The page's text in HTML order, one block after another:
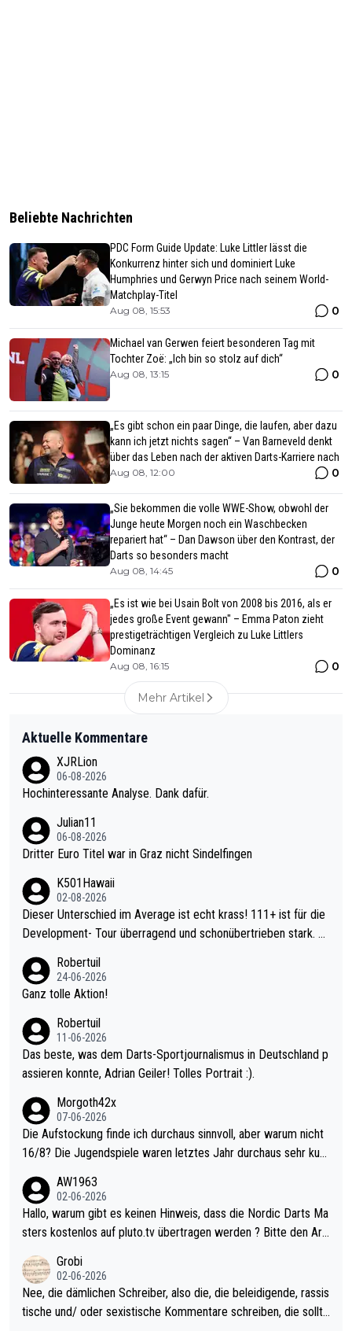
Beliebte Nachrichten
PDC Form Guide Update: Luke Littler lässt die
Konkurrenz hinter sich und dominiert Luke
Humphries und Gerwyn Price nach seinem World-
Matchplay-Titel
Aug 08, 15:53 0
Michael van Gerwen feiert besonderen Tag mit
Tochter Zoë: „Ich bin so stolz auf dich“
Aug 08, 13:15 0
„Es gibt schon ein paar Dinge, die laufen, aber dazu
kann ich jetzt nichts sagen“ – Van Barneveld denkt
über das Leben nach der aktiven Darts-Karriere nach
Aug 08, 12:00 0
„Sie bekommen die volle WWE-Show, obwohl der
Junge heute Morgen noch ein Waschbecken
repariert hat“ – Dan Dawson über den Kontrast, der
Darts so besonders macht
Aug 08, 14:45 0
„Es ist wie bei Usain Bolt von 2008 bis 2016, als er
jedes große Event gewann" – Emma Paton zieht
prestigeträchtigen Vergleich zu Luke Littlers
Dominanz
Aug 08, 16:15 0
Mehr Artikel
Aktuelle Kommentare
XJRLion
06-08-2026
Hochinteressante Analyse. Dank dafür.
Julian11
06-08-2026
Dritter Euro Titel war in Graz nicht Sindelfingen
K501Hawaii
02-08-2026
Dieser Unterschied im Average ist echt krass! 111+ ist für die
Development- Tour überragend und schonübertrieben stark. U
mal 40+ erst recht. Da gewinnst keinen Blumentopf - ist ja noc
h krasser wie ein Pokalspiel eines Kreisligisten vs einem Bund
Robertuil
24-06-2026
Ganz tolle Aktion!
Robertuil
11-06-2026
Das beste, was dem Darts-Sportjournalismus in Deutschland p
assieren konnte, Adrian Geiler! Tolles Portrait :).
Morgoth42x
07-06-2026
Die Aufstockung finde ich durchaus sinnvoll, aber warum nicht
16/8? Die Jugendspiele waren letztes Jahr durchaus sehr kurz
Allerdings ist Mitchell Lawrie als Nummer 1 der Welt eh qualifi
ziert. Somit ändert die automatische Qualifikation des Weltmei
sters erstmal nichts. Ich denke sie wollen damit für nächstes J
ohl wenig WDF Turniere spielen. Dies war bei Archie Self letzt
es Jahr der Fall. Er musste als amtierender Weltmeister durch
den Qualifier und ich glaube kaum, dass Mitchel sich das (in Ve
gas) antun würde, wenn er doch eigentlich die PDC-WM als Zi
AW1963
02-06-2026
Hallo, warum gibt es keinen Hinweis, dass die Nordic Darts Ma
sters kostenlos auf pluto.tv übertragen werden ? Bitte den Arti
Grobi
02-06-2026
Nee, die dämlichen Schreiber, also die, die beleidigende, rassis
tische und/ oder sexistische Kommentare schreiben, die sollte